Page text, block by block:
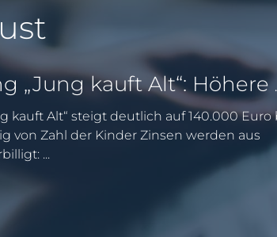
KfW-
kauft Alt“ steigt deutlich auf 140.000 Euro
von Zahl der Kinder Zinsen werden aus
...